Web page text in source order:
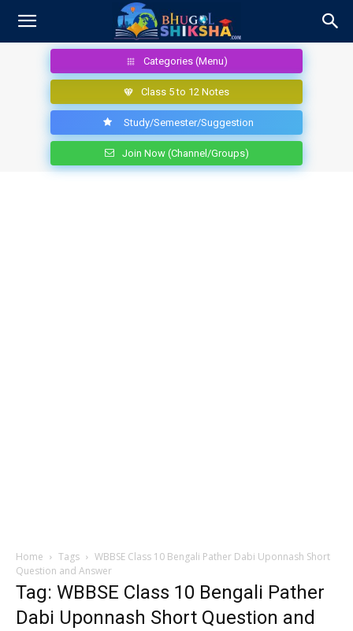
Categories (Menu)
Class 5 to 12 Notes
Study/Semester/Suggestion
Join Now (Channel/Groups)
Home Tags
WBBSE Class 10 Bengali Pather Dabi Uponnash Short
Question and Answer
Tag: WBBSE Class 10 Bengali Pather
Dabi Uponnash Short Question and